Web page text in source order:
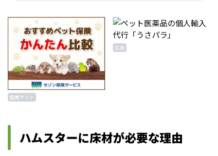
提携サイト
広告
ハムスターに床材が必要な理由